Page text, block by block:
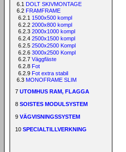
6.1 DOLT SKIVMONTAGE
6.2 FRAMFRAME
6.2.1 1500x500 kompl
6.2.2 2000x800 kompl
6.2.3 2000x1000 kompl
6.2.4 2500x1500 kompl
6.2.5 2500x2500 Kompl
6.2.6 3000x2500 Kompl
6.2.7 Väggfäste
6.2.8 Fot
6.2.9 Fot extra stabil
6.3 MONOFRAME SLIM
7 UTOMHUS RAM, FLAGGA
8 SOISTES MODULSYSTEM
9 VÄGVISNINGSSYSTEM
10 SPECIALTILLVERKNING